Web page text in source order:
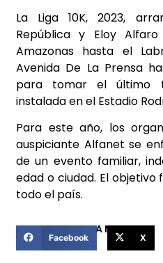
La Liga 10K, 2023,
República y Eloy
Amazonas hasta el
Avenida De La Prensa
para tomar el último
instalada en el Estadio
Para este año, los
auspiciante Alfanet se
de un evento familiar,
edad o ciudad. El
todo el país.
COMPARTIR ESTA NOTICIA
Facebook X